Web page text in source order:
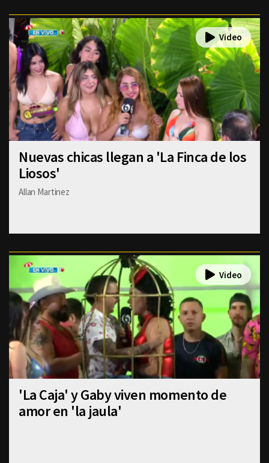
Nuevas chicas llegan a 'La Finca de los
Liosos'
Allan Martinez
'La Caja' y Gaby viven momento de
amor en 'la jaula'